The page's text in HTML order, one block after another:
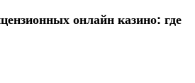
онлайн казино: где